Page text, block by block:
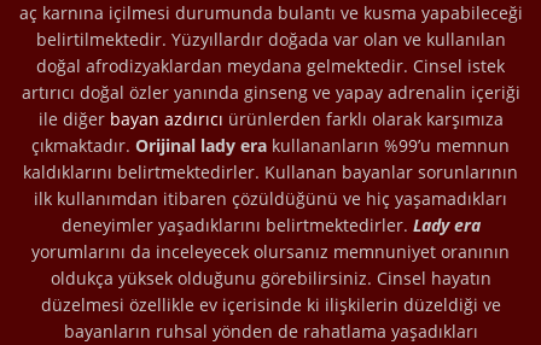
aç karnına içilmesi durumunda bulantı ve kusma yapabileceği
belirtilmektedir. Yüzyıllardır doğada var olan ve kullanılan
doğal afrodizyaklardan meydana gelmektedir. Cinsel istek
artırıcı doğal özler yanında ginseng ve yapay adrenalin içeriği
ile diğer bayan azdırıcı ürünlerden farklı olarak karşımıza
çıkmaktadır. Orijinal lady era kullananların %99’u memnun
kaldıklarını belirtmektedirler. Kullanan bayanlar sorunlarının
ilk kullanımdan itibaren çözüldüğünü ve hiç yaşamadıkları
deneyimler yaşadıklarını belirtmektedirler. Lady era
yorumlarını da inceleyecek olursanız memnuniyet oranının
oldukça yüksek olduğunu görebilirsiniz. Cinsel hayatın
düzelmesi özellikle ev içerisinde ki ilişkilerin düzeldiği ve
bayanların ruhsal yönden de rahatlama yaşadıkları